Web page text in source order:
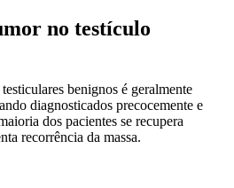
no testículo
benignos é geralmente
diagnosticados precocemente e
dos pacientes se recupera
recorrência da massa.